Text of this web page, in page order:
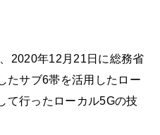
2020年12月21日に総務省
たサブ6帯を活用したロー
て行ったローカル5Gの技